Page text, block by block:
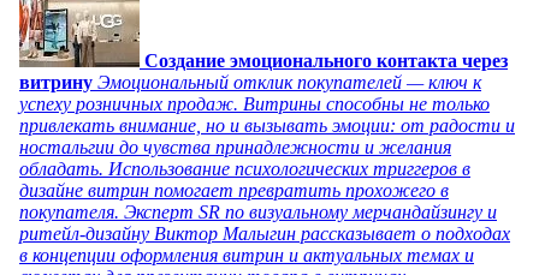
Создание эмоционального контакта через
витрину Эмоциональный отклик покупателей — ключ к
успеху розничных продаж. Витрины способны не только
привлекать внимание, но и вызывать эмоции: от радости и
ностальгии до чувства принадлежности и желания
обладать. Использование психологических триггеров в
дизайне витрин помогает превратить прохожего в
покупателя. Эксперт SR по визуальному мерчандайзингу и
ритейл-дизайну Виктор Малыгин рассказывает о подходах
в концепции оформления витрин и актуальных темах и